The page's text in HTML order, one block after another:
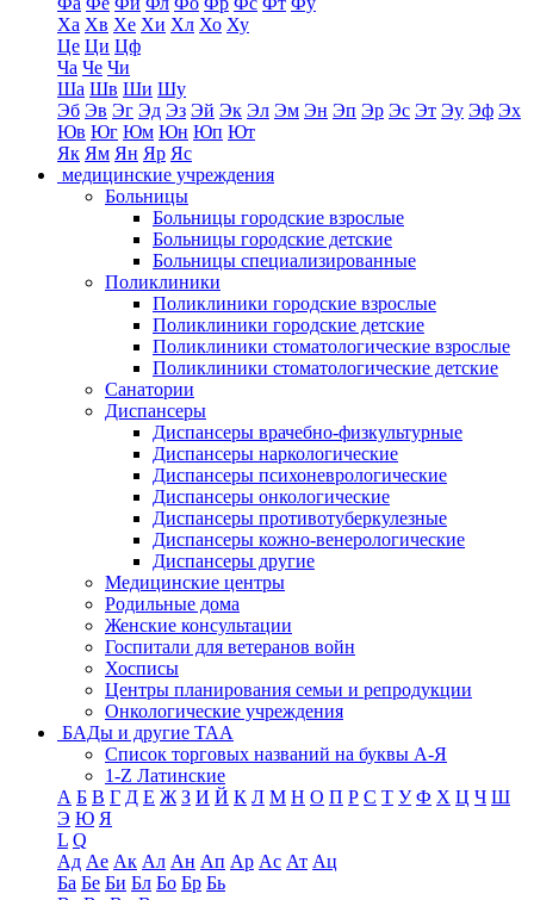
Ха Хв Хе Хи Хл Хо Ху
Це Ци Цф
Ча Че Чи
Ша Шв Ши Шу
Эб Эв Эг Эд Эз Эй Эк Эл Эм Эн Эп Эр Эс Эт Эу Эф Эх
Юв Юг Юм Юн Юп Ют
Як Ям Ян Яр Яс
медицинские учреждения
Больницы
Больницы городские взрослые
Больницы городские детские
Больницы специализированные
Поликлиники
Поликлиники городские взрослые
Поликлиники городские детские
Поликлиники стоматологические взрослые
Поликлиники стоматологические детские
Санатории
Диспансеры
Диспансеры врачебно-физкультурные
Диспансеры наркологические
Диспансеры психоневрологические
Диспансеры онкологические
Диспансеры противотуберкулезные
Диспансеры кожно-венерологические
Диспансеры другие
Медицинские центры
Родильные дома
Женские консультации
Госпитали для ветеранов войн
Хосписы
Центры планирования семьи и репродукции
Онкологические учреждения
БАДы и другие ТАА
Список торговых названий на буквы А-Я
1-Z Латинские
А Б В Г Д Е Ж З И Й К Л М Н О П Р С Т У Ф Х Ц Ч Ш
Э Ю Я
L Q
Ад Ае Ак Ал Ан Ап Ар Ас Ат Ац
Ба Бе Би Бл Бо Бр Бь